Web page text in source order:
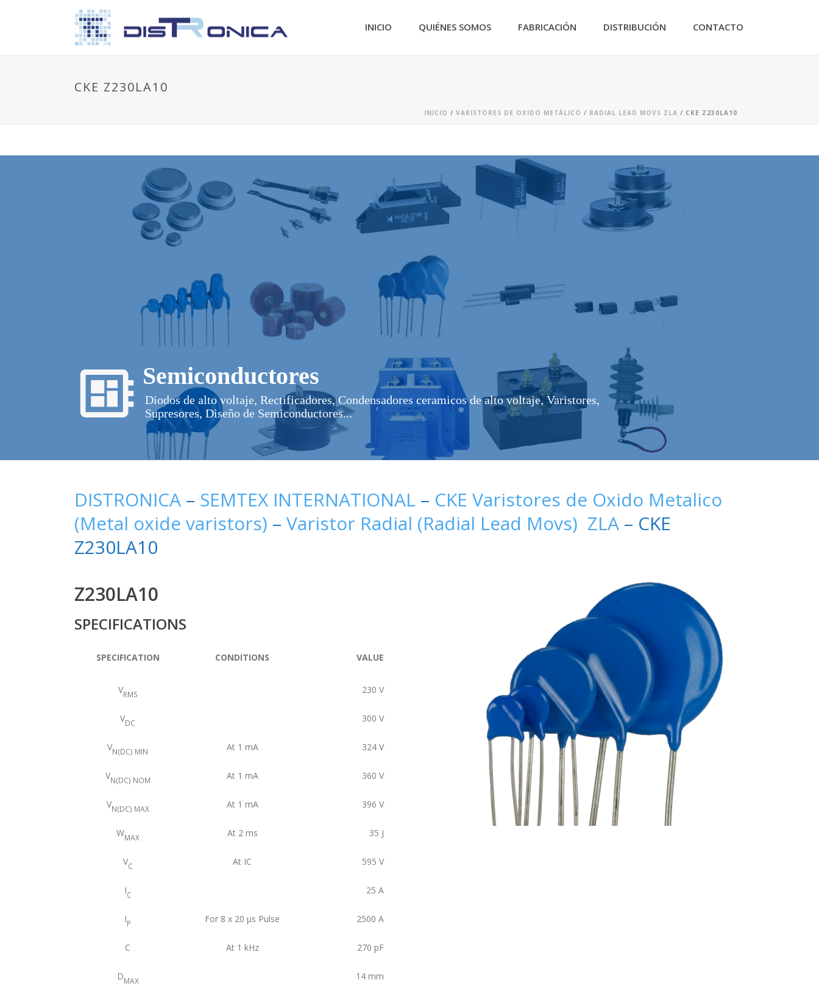
INICIO QUIÉNES SOMOS FABRICACIÓN DISTRIBUCIÓN CONTACTO
CKE Z230LA10
INICIO / VARISTORES DE OXIDO METÁLICO / RADIAL LEAD MOVS ZLA / CKE Z230LA10
Semiconductores
Diodos de alto voltaje, Rectificadores, Condensadores ceramicos de alto voltaje, Varistores,
Supresores, Diseño de Semiconductores...
DISTRONICA – SEMTEX INTERNATIONAL – CKE Varistores de Oxido Metalico
(Metal oxide varistors) – Varistor Radial (Radial Lead Movs) ZLA – CKE
Z230LA10
Z230LA10
SPECIFICATIONS
SPECIFICATION CONDITIONS VALUE
VRMS 230 V
VDC 300 V
VN(DC) MIN At 1 mA 324 V
VN(DC) NOM At 1 mA 360 V
VN(DC) MAX At 1 mA 396 V
WMAX At 2 ms 35 J
VC At IC 595 V
IC 25 A
IP For 8 x 20 μs Pulse 2500 A
C At 1 kHz 270 pF
DMAX 14 mm